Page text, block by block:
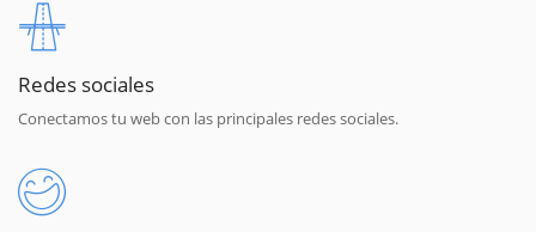
Redes sociales
Conectamos tu web con las principales redes sociales.